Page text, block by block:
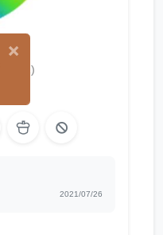
(1)
2021/07/26
×